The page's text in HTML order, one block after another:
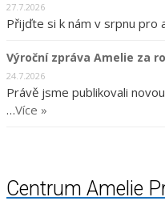
27.7.2026
Přijďte si k nám v srpnu pro
Výroční zpráva Amelie za
24.7.2026
Právě jsme publikovali
…Více »
Centrum Amelie